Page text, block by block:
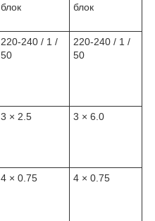
блок
блок
220-240 / 1 /
50
220-240 / 1 /
50
3 × 2.5 3 × 6.0
4 × 0.75 4 × 0.75